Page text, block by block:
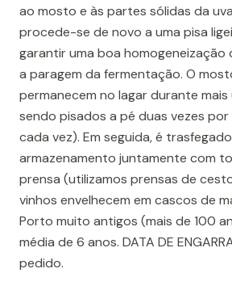
ao mosto e às partes sólidas da
procede-se de novo a uma pisa
garantir uma boa
a paragem da fermentação. O
permanecem no lagar durante mais
sendo pisados a pé duas vezes
cada vez). Em seguida, é
armazenamento juntamente com
prensa (utilizamos prensas de
vinhos envelhecem em cascos de
Porto muito antigos (mais de 100
média de 6 anos. DATA DE
pedido.